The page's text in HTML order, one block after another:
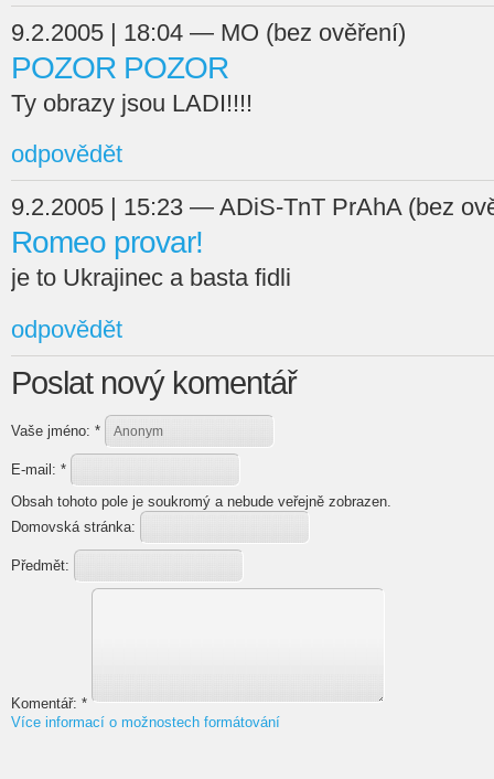
9.2.2005 | 18:04 — MO (bez ověření)
POZOR POZOR
Ty obrazy jsou LADI!!!!
odpovědět
9.2.2005 | 15:23 — ADiS-TnT PrAhA (bez
Romeo provar!
je to Ukrajinec a basta fidli
odpovědět
Poslat nový komentář
Vaše jméno: *
E-mail: *
Obsah tohoto pole je soukromý a nebude veřejně zobrazen.
Domovská stránka:
Předmět:
Komentář: *
Více informací o možnostech formátování